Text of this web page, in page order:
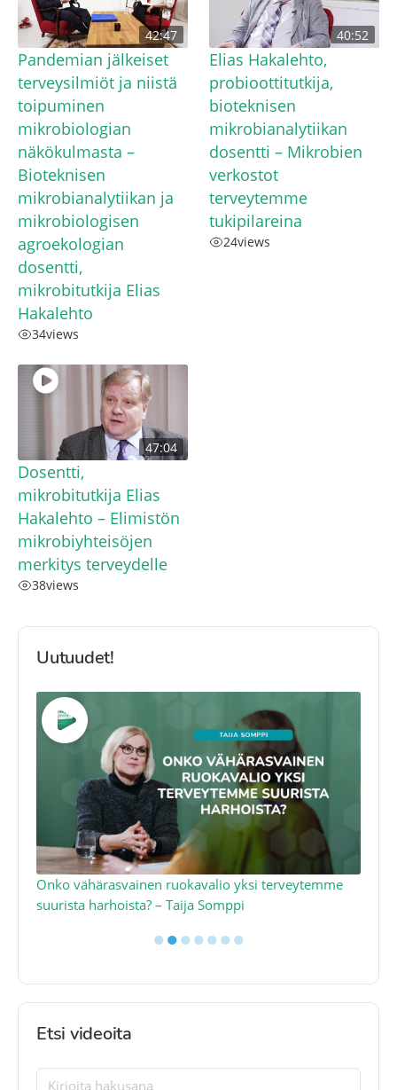
42:47
Pandemian jälkeiset
terveysilmiöt ja niistä
toipuminen
mikrobiologian
näkökulmasta –
Bioteknisen
mikrobianalytiikan ja
mikrobiologisen
agroekologian
dosentti,
mikrobitutkija Elias
Hakalehto
34views
40:52
Elias Hakalehto,
probioottitutkija,
bioteknisen
mikrobianalytiikan
dosentti – Mikrobien
verkostot
terveytemme
tukipilareina
24views
47:04
Dosentti,
mikrobitutkija Elias
Hakalehto – Elimistön
mikrobiyhteisöjen
merkitys terveydelle
38views
Uutuudet!
Onko vähärasvainen ruokavalio yksi terveytemme
suurista harhoista? – Taija Somppi
●●●●●●●
Etsi videoita